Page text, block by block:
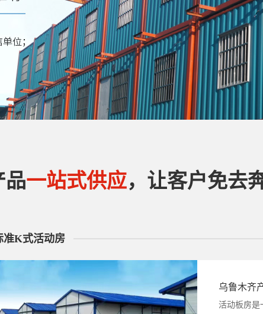
销售 维护
品一站式供应，让客户免去
准K式活动房
乌鲁木齐
活动板房是